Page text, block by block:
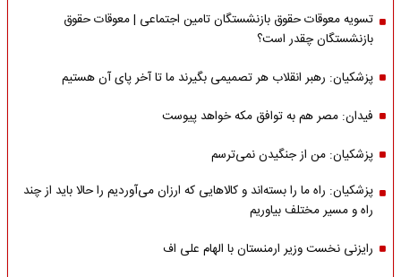
تسویه معوقات حقوق بازنشستگان تامین اجتماعی | معوقات حقوق
بازنشستگان چقدر است؟
پزشکیان: رهبر انقلاب هر تصمیمی بگیرند ما تا آخر پای آن هستیم
فیدان: مصر هم به توافق مکه خواهد پیوست
پزشکیان: من از جنگیدن نمی‌ترسم
پزشکیان: راه ما را بسته‌اند و کالاهایی که ارزان می‌آوردیم را حالا باید از چند
راه و مسیر مختلف بیاوریم
رایزنی نخست وزیر ارمنستان با الهام علی اف